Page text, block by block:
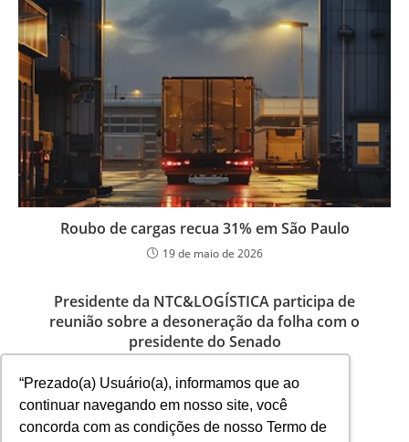
“Prezado(a) Usuário(a), informamos que ao
continuar navegando em nosso site, você
concorda com as condições de nosso Termo de
Roubo de cargas recua 31% em São Paulo
19 de maio de 2026
Presidente da NTC&LOGÍSTICA participa de
reunião sobre a desoneração da folha com o
presidente do Senado